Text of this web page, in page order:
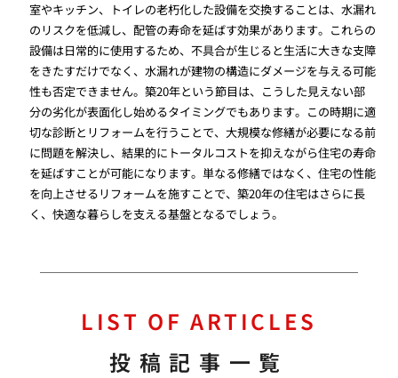
室やキッチン、トイレの老朽化した設備を交換することは、水漏れ
のリスクを低減し、配管の寿命を延ばす効果があります。これらの
設備は日常的に使用するため、不具合が生じると生活に大きな支障
をきたすだけでなく、水漏れが建物の構造にダメージを与える可能
性も否定できません。築20年という節目は、こうした見えない部
分の劣化が表面化し始めるタイミングでもあります。この時期に適
切な診断とリフォームを行うことで、大規模な修繕が必要になる前
に問題を解決し、結果的にトータルコストを抑えながら住宅の寿命
を延ばすことが可能になります。単なる修繕ではなく、住宅の性能
を向上させるリフォームを施すことで、築20年の住宅はさらに長
く、快適な暮らしを支える基盤となるでしょう。
LIST OF ARTICLES
投稿記事一覧